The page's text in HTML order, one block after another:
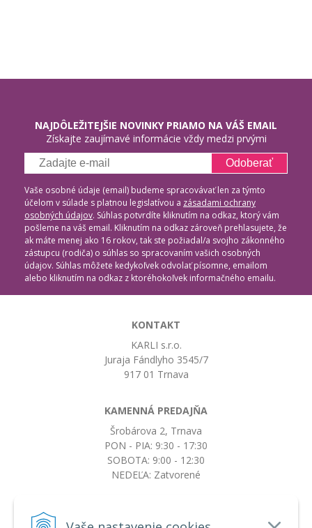
NAJDÔLEŽITEJŠIE NOVINKY PRIAMO NA VÁŠ EMAIL
Získajte zaujímavé informácie vždy medzi prvými
Odoberať
Vaše osobné údaje (email) budeme spracovávať len za týmto
účelom v súlade s platnou legislatívou a zásadami ochrany
osobných údajov. Súhlas potvrdíte kliknutím na odkaz, ktorý vám
pošleme na váš email. Kliknutím na odkaz zároveň prehlasujete, že
ak máte menej ako 16 rokov, tak ste požiadal/a svojho zákonného
zástupcu (rodiča) o súhlas so spracovaním vašich osobných
údajov. Súhlas môžete kedykoľvek odvolať písomne, emailom
alebo kliknutím na odkaz z ktoréhokoľvek informačného emailu.
KONTAKT
KARLI s.r.o.
Juraja Fándlyho 3545/7
917 01 Trnava
KAMENNÁ PREDAJŇA
Šrobárova 2, Trnava
PON - PIA: 9:30 - 17:30
SOBOTA: 9:00 - 12:30
NEDEĽA: Zatvorené